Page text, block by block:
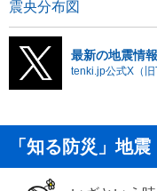
震央分布図
最新の地震情
tenki.jp公式X（旧
「知る防災」地震